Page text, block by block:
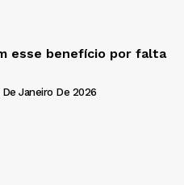
esse benefício por falta
De Janeiro De 2026